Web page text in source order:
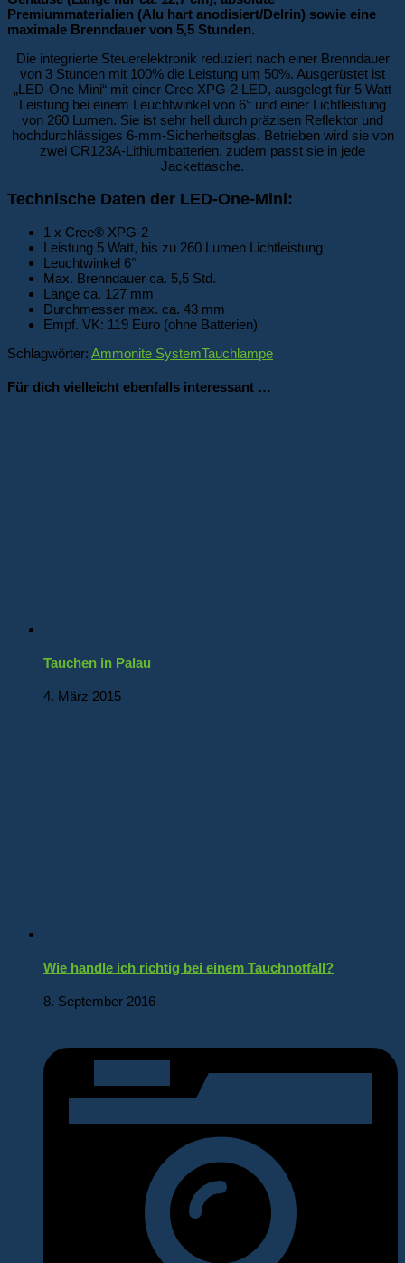
Premiummaterialien (Alu hart anodisiert/Delrin) sowie eine
maximale Brenndauer von 5,5 Stunden.
Die integrierte Steuerelektronik reduziert nach einer Brenndauer
von 3 Stunden mit 100% die Leistung um 50%. Ausgerüstet ist
„LED-One Mini“ mit einer Cree XPG-2 LED, ausgelegt für 5 Watt
Leistung bei einem Leuchtwinkel von 6° und einer Lichtleistung
von 260 Lumen. Sie ist sehr hell durch präzisen Reflektor und
hochdurchlässiges 6-mm-Sicherheitsglas. Betrieben wird sie von
zwei CR123A-Lithiumbatterien, zudem passt sie in jede
Jackettasche.
Technische Daten der LED-One-Mini:
1 x Cree® XPG-2
Leistung 5 Watt, bis zu 260 Lumen Lichtleistung
Leuchtwinkel 6°
Max. Brenndauer ca. 5,5 Std.
Länge ca. 127 mm
Durchmesser max. ca. 43 mm
Empf. VK: 119 Euro (ohne Batterien)
Schlagwörter: Ammonite SystemTauchlampe
Für dich vielleicht ebenfalls interessant …
Tauchen in Palau
4. März 2015
Wie handle ich richtig bei einem Tauchnotfall?
8. September 2016